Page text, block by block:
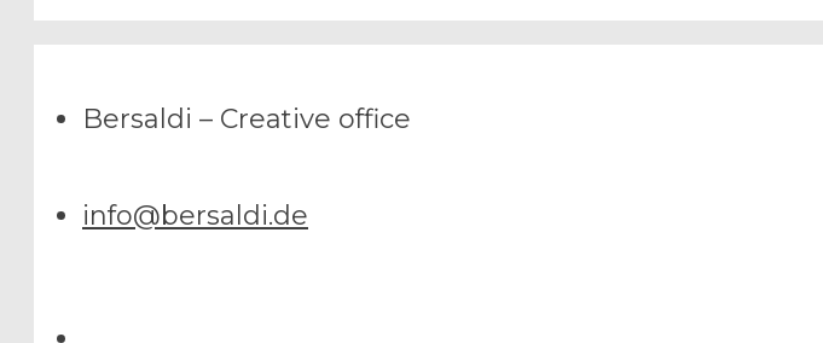
Bersaldi – Creative office
info@bersaldi.de